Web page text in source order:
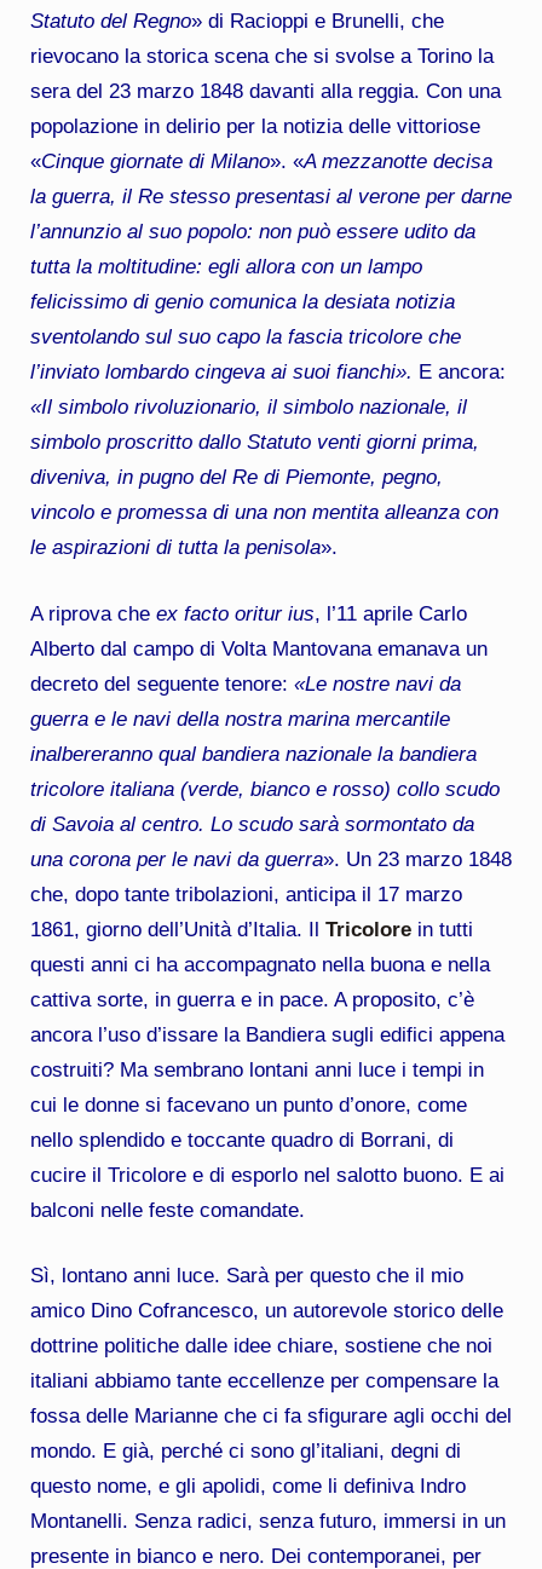
Statuto del Regno» di Racioppi e Brunelli, che
rievocano la storica scena che si svolse a Torino la
sera del 23 marzo 1848 davanti alla reggia. Con una
popolazione in delirio per la notizia delle vittoriose
«Cinque giornate di Milano». «A mezzanotte decisa
la guerra, il Re stesso presentasi al verone per darne
l’annunzio al suo popolo: non può essere udito da
tutta la moltitudine: egli allora con un lampo
felicissimo di genio comunica la desiata notizia
sventolando sul suo capo la fascia tricolore che
l’inviato lombardo cingeva ai suoi fianchi». E ancora:
«Il simbolo rivoluzionario, il simbolo nazionale, il
simbolo proscritto dallo Statuto venti giorni prima,
diveniva, in pugno del Re di Piemonte, pegno,
vincolo e promessa di una non mentita alleanza con
le aspirazioni di tutta la penisola».
A riprova che ex facto oritur ius, l’11 aprile Carlo
Alberto dal campo di Volta Mantovana emanava un
decreto del seguente tenore: «Le nostre navi da
guerra e le navi della nostra marina mercantile
inalbereranno qual bandiera nazionale la bandiera
tricolore italiana (verde, bianco e rosso) collo scudo
di Savoia al centro. Lo scudo sarà sormontato da
una corona per le navi da guerra». Un 23 marzo 1848
che, dopo tante tribolazioni, anticipa il 17 marzo
1861, giorno dell’Unità d’Italia. Il Tricolorein tutti
questi anni ci ha accompagnato nella buona e nella
cattiva sorte, in guerra e in pace. A proposito, c’è
ancora l’uso d’issare la Bandiera sugli edifici appena
costruiti? Ma sembrano lontani anni luce i tempi in
cui le donne si facevano un punto d’onore, come
nello splendido e toccante quadro di Borrani, di
cucire il Tricolore e di esporlo nel salotto buono. E ai
balconi nelle feste comandate.
Sì, lontano anni luce. Sarà per questo che il mio
amico Dino Cofrancesco, un autorevole storico delle
dottrine politiche dalle idee chiare, sostiene che noi
italiani abbiamo tante eccellenze per compensare la
fossa delle Marianne che ci fa sfigurare agli occhi del
mondo. E già, perché ci sono gl’italiani, degni di
questo nome, e gli apolidi, come li definiva Indro
Montanelli. Senza radici, senza futuro, immersi in un
presente in bianco e nero. Dei contemporanei, per